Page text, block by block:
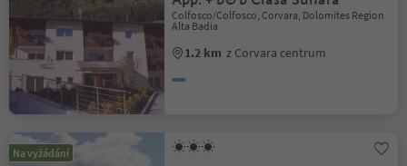
Colfosco/Colfosco, Corvara, Dolomites Region
Alta Badia
1.2 km z Corvara centrum
Na vyžádání